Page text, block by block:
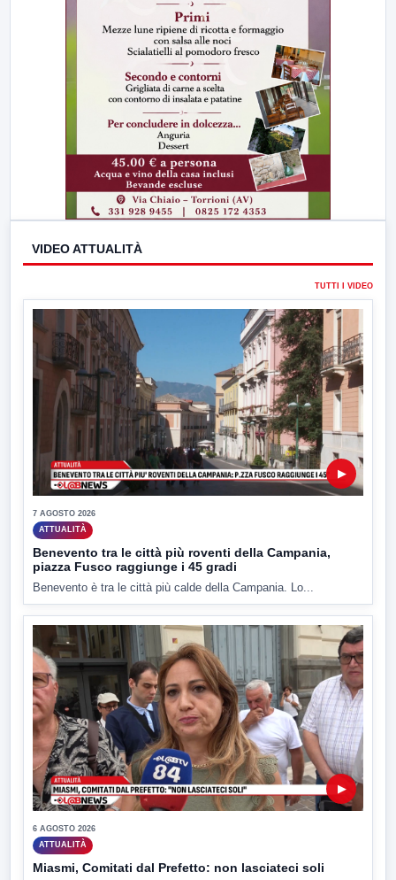
VIDEO ATTUALITÀ
TUTTI I VIDEO
▶
7 AGOSTO 2026
ATTUALITÀ
Benevento tra le città più roventi della Campania,
piazza Fusco raggiunge i 45 gradi
Benevento è tra le città più calde della Campania. Lo...
▶
6 AGOSTO 2026
ATTUALITÀ
Miasmi, Comitati dal Prefetto: non lasciateci soli